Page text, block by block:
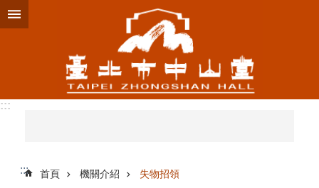
跳到主要內容區塊
:::
::: 首頁 機關介紹 失物招領